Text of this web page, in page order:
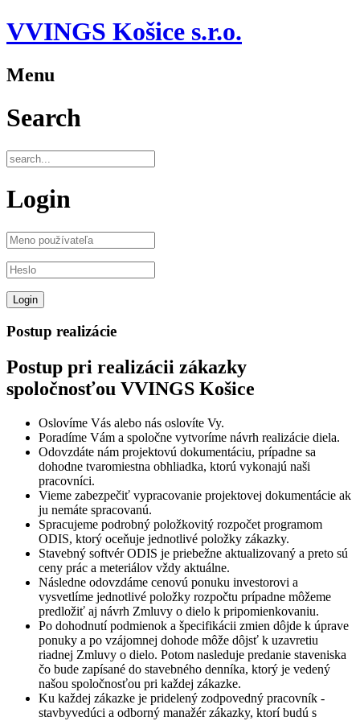
VVINGS Košice s.r.o.
Menu
Search
Login
Postup realizácie
Postup pri realizácii zákazky
spoločnosťou VVINGS Košice
Oslovíme Vás alebo nás oslovíte Vy.
Poradíme Vám a spoločne vytvoríme návrh realizácie diela.
Odovzdáte nám projektovú dokumentáciu, prípadne sa
dohodne tvaromiestna obhliadka, ktorú vykonajú naši
pracovníci.
Vieme zabezpečiť vypracovanie projektovej dokumentácie ak
ju nemáte spracovanú.
Spracujeme podrobný položkovitý rozpočet programom
ODIS, ktorý oceňuje jednotlivé položky zákazky.
Stavebný softvér ODIS je priebežne aktualizovaný a preto sú
ceny prác a meteriálov vždy aktuálne.
Následne odovzdáme cenovú ponuku investorovi a
vysvetlíme jednotlivé položky rozpočtu prípadne môžeme
predložiť aj návrh Zmluvy o dielo k pripomienkovaniu.
Po dohodnutí podmienok a špecifikácii zmien dôjde k úprave
ponuky a po vzájomnej dohode môže dôjsť k uzavretiu
riadnej Zmluvy o dielo. Potom nasleduje predanie staveniska
čo bude zapísané do stavebného denníka, ktorý je vedený
našou spoločnosťou pri každej zákazke.
Ku každej zákazke je pridelený zodpovedný pracovník -
stavbyvedúci a odborný manažér zákazky, ktorí budú s